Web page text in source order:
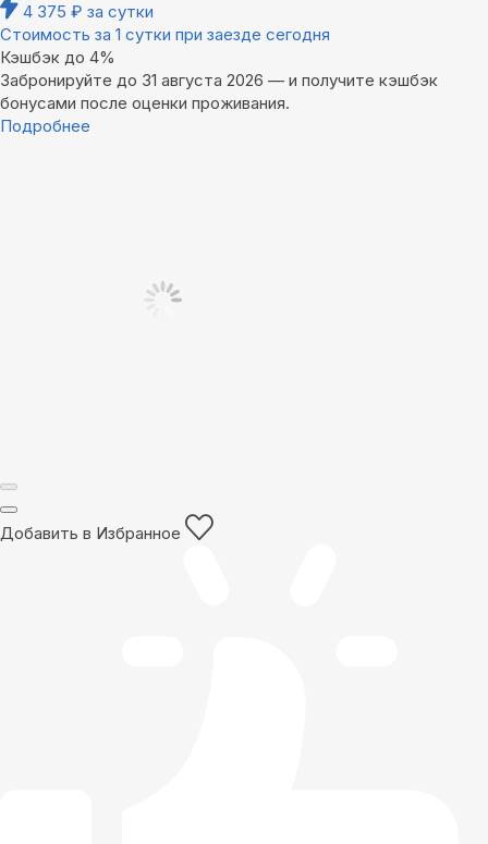
4 375 ₽ за сутки
Стоимость за 1 сутки при заезде сегодня
Кэшбэк до 4%
Забронируйте до 31 августа 2026 — и получите кэшбэк
бонусами после оценки проживания.
Подробнее
Добавить в Избранное